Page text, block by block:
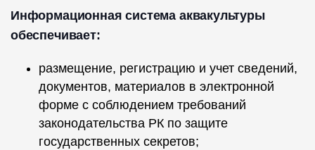
Информационная система аквакультуры
обеспечивает:
размещение, регистрацию и учет сведений,
документов, материалов в электронной
форме с соблюдением требований
законодательства РК по защите
государственных секретов;